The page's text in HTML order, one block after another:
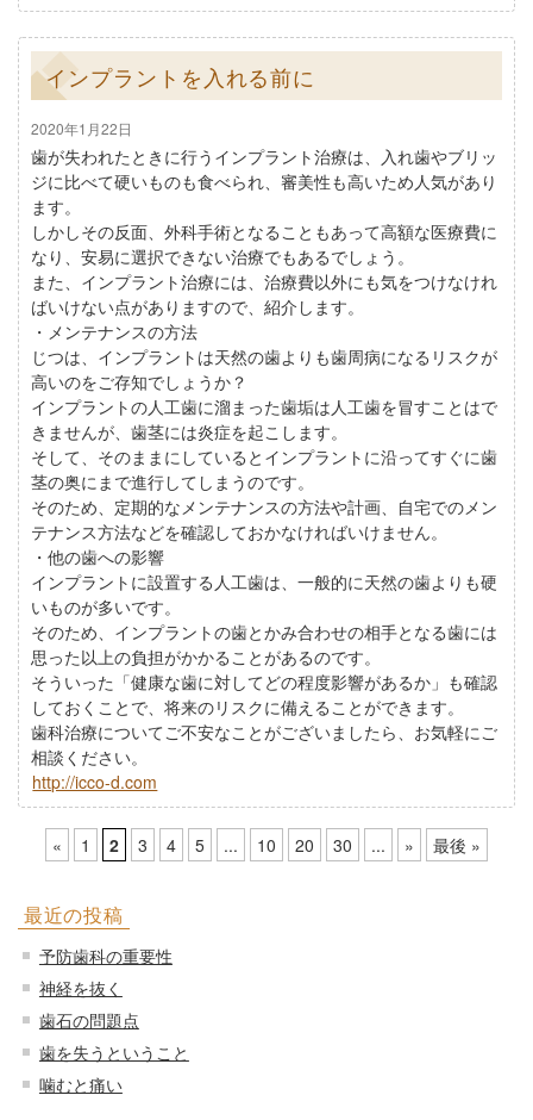
インプラントを入れる前に
2020年1月22日
歯が失われたときに行うインプラント治療は、入れ歯やブリッ
ジに比べて硬いものも食べられ、審美性も高いため人気があり
ます。
しかしその反面、外科手術となることもあって高額な医療費に
なり、安易に選択できない治療でもあるでしょう。
また、インプラント治療には、治療費以外にも気をつけなけれ
ばいけない点がありますので、紹介します。
・メンテナンスの方法
じつは、インプラントは天然の歯よりも歯周病になるリスクが
高いのをご存知でしょうか？
インプラントの人工歯に溜まった歯垢は人工歯を冒すことはで
きませんが、歯茎には炎症を起こします。
そして、そのままにしているとインプラントに沿ってすぐに歯
茎の奥にまで進行してしまうのです。
そのため、定期的なメンテナンスの方法や計画、自宅でのメン
テナンス方法などを確認しておかなければいけません。
・他の歯への影響
インプラントに設置する人工歯は、一般的に天然の歯よりも硬
いものが多いです。
そのため、インプラントの歯とかみ合わせの相手となる歯には
思った以上の負担がかかることがあるのです。
そういった「健康な歯に対してどの程度影響があるか」も確認
しておくことで、将来のリスクに備えることができます。
歯科治療についてご不安なことがございましたら、お気軽にご
相談ください。
http://icco-d.com
« 1 2 3 4 5 ... 10 20 30 ... » 最後 »
最近の投稿
予防歯科の重要性
神経を抜く
歯石の問題点
歯を失うということ
噛むと痛い